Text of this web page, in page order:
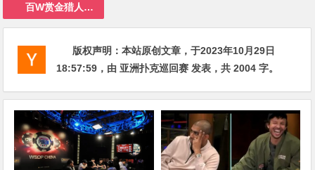
百W赏金猎人大奖赛
版权声明：本站原创文章，于2023年10月29日
18:57:59 ，由 亚洲扑克巡回赛 发表，共 2004 字。